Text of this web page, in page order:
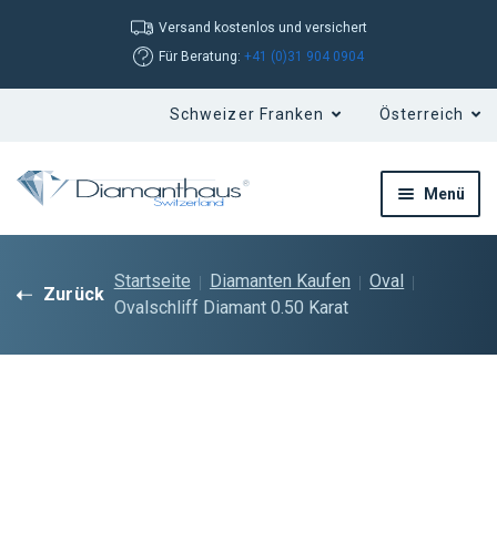
Versand kostenlos und versichert
Für Beratung: +41 (0)31 904 0904
Menü
Zurück
Startseite Diamanten Kaufen
Oval
Ovalschliff Diamant 0.50 Karat